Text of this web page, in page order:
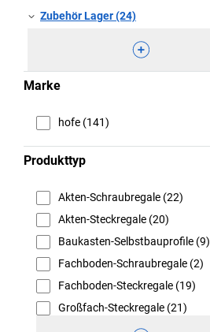
Zubehör Lager (24)
Marke
hofe (141)
Produkttyp
Akten-Schraubregale (22)
Akten-Steckregale (20)
Baukasten-Selbstbauprofile (9)
Fachboden-Schraubregale (2)
Fachboden-Steckregale (19)
Großfach-Steckregale (21)